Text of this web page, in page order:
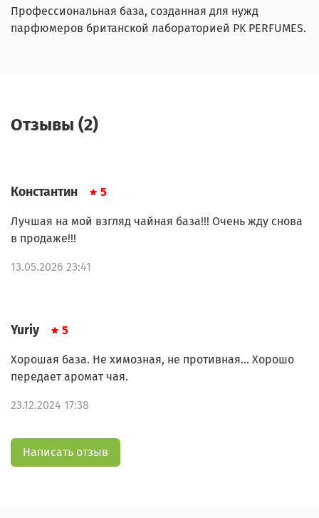
Профессиональная база, созданная для нужд
парфюмеров британской лабораторией PK PERFUMES.
Отзывы (2)
Константин 5
Лучшая на мой взгляд чайная база!!! Очень жду снова
в продаже!!!
13.05.2026 23:41
Yuriy 5
Хорошая база. Не химозная, не противная... Хорошо
передает аромат чая.
23.12.2024 17:38
Написать отзыв